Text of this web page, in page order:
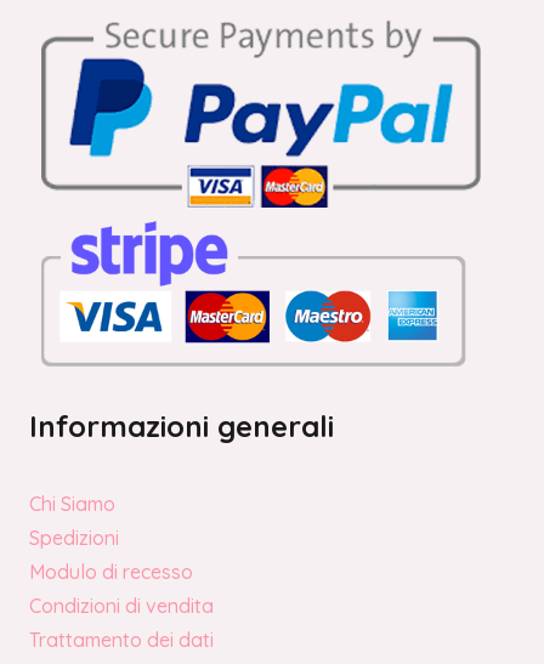
Informazioni generali
Chi Siamo
Spedizioni
Modulo di recesso
Condizioni di vendita
Trattamento dei dati